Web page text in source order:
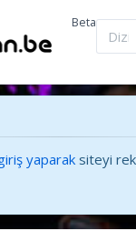
Beta
yaparaksiteyi